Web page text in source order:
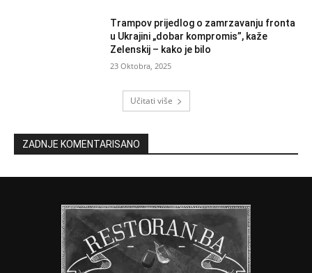
Trampov prijedlog o zamrzavanju fronta
u Ukrajini „dobar kompromis”, kaže
Zelenskij – kako je bilo
23 Oktobra, 2025
Učitati više
ZADNJE KOMENTARISANO